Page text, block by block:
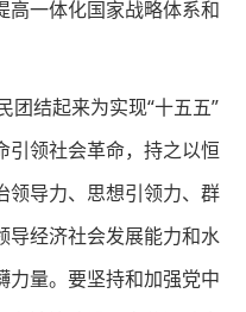
高一体化国家战略体系和
团结起来为实现“十五五”
引领社会革命，持之以恒
领导力、思想引领力、群
导经济社会发展能力和水
力量。要坚持和加强党中